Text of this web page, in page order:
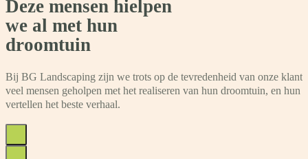
Deze mensen hielpen
we al met hun
droomtuin
Bij BG Landscaping zijn we trots op de tevredenheid van onze
veel mensen geholpen met het realiseren van hun droomtuin, en hun
vertellen het beste verhaal.